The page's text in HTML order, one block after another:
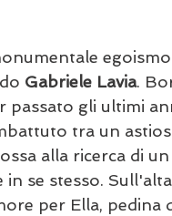
Gabriele Lavia.
passato gli ultimi
tra un
alla ricerca di
in se stesso.
per Ella, pedina